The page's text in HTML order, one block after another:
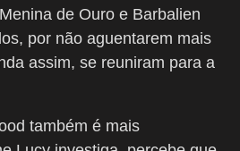
de Ouro e Barbalien
por não aguentarem mais
assim, se reuniram para a
também é mais